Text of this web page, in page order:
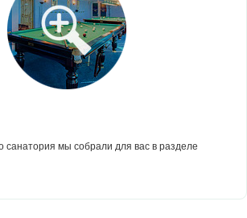
санатория мы собрали для вас в разделе